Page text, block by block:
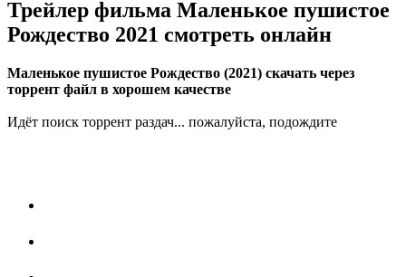
Трейлер фильма Маленькое пушистое
Рождество 2021 смотреть онлайн
Маленькое пушистое Рождество (2021) скачать через
торрент файл в хорошем качестве
Идёт поиск торрент раздач... пожалуйста, подождите